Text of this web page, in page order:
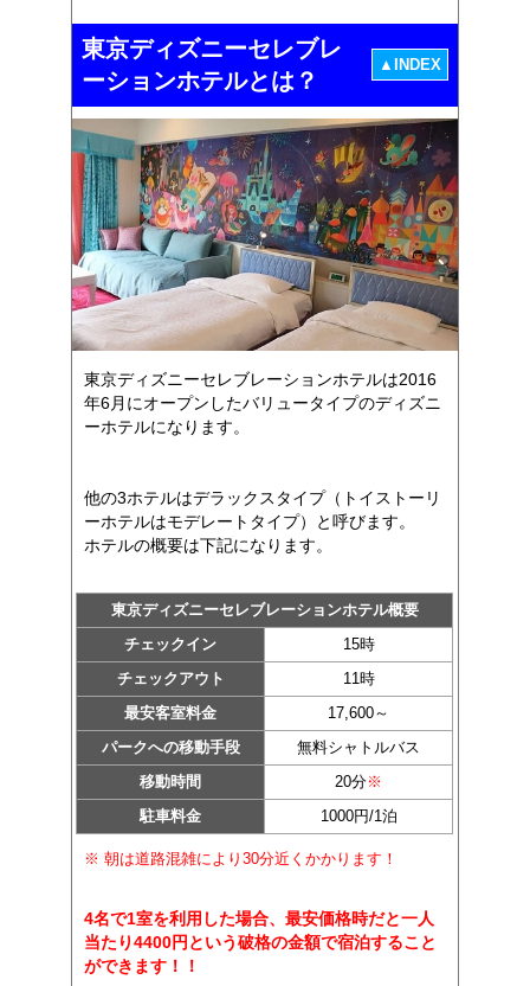
東京ディズニーセレブレ
ーションホテルとは？
▲INDEX
東京ディズニーセレブレーションホテルは2016
年6月にオープンしたバリュータイプのディズニ
ーホテルになります。
他の3ホテルはデラックスタイプ（トイストーリ
ーホテルはモデレートタイプ）と呼びます。
ホテルの概要は下記になります。
東京ディズニーセレブレーションホテル概要
チェックイン
15時
チェックアウト
11時
最安客室料金
17,600～
パークへの移動手段
無料シャトルバス
移動時間
20分※
駐車料金
1000円/1泊
※ 朝は道路混雑により30分近くかかります！
4名で1室を利用した場合、最安価格時だと一人
当たり4400円という破格の金額で宿泊すること
ができます！！